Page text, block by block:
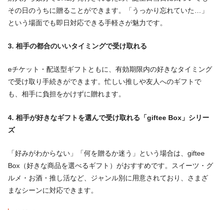
その日のうちに贈ることができます。「うっかり忘れていた…」
という場面でも即日対応できる手軽さが魅力です。
3. 相手の都合のいいタイミングで受け取れる
eチケット・配送型ギフトともに、有効期限内の好きなタイミング
で受け取り手続きができます。忙しい推しや友人へのギフトで
も、相手に負担をかけずに贈れます。
4. 相手が好きなギフトを選んで受け取れる「giftee Box」シリー
ズ
「好みがわからない」「何を贈るか迷う」という場合は、giftee
Box（好きな商品を選べるギフト）がおすすめです。スイーツ・グ
ルメ・お酒・推し活など、ジャンル別に用意されており、さまざ
まなシーンに対応できます。